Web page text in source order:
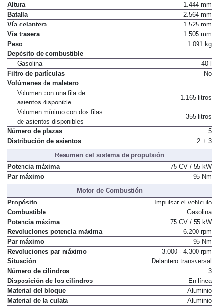
Altura
1.444 mm
Batalla
2.564 mm
Vía delantera
1.525 mm
Vía trasera
1.505 mm
Peso
1.091 kg
Depósito de combustible
Gasolina
40 l
Filtro de partículas
No
Volúmenes de maletero
Volumen con una fila de
asientos disponible
1.165 litros
Volumen mínimo con dos filas
de asientos disponibles
355 litros
Número de plazas
5
Distribución de asientos
2 + 3
Resumen del sistema de propulsión
Potencia máxima
75 CV / 55 kW
Par máximo
95 Nm
Motor de Combustión
Propósito
Impulsar el vehículo
Combustible
Gasolina
Potencia máxima
75 CV / 55 kW
Revoluciones potencia máxima
6.200 rpm
Par máximo
95 Nm
Revoluciones par máximo
3.000 - 4.300 rpm
Situación
Delantero transversal
Número de cilindros
3
Disposición de los cilindros
En línea
Material del bloque
Aluminio
Material de la culata
Aluminio